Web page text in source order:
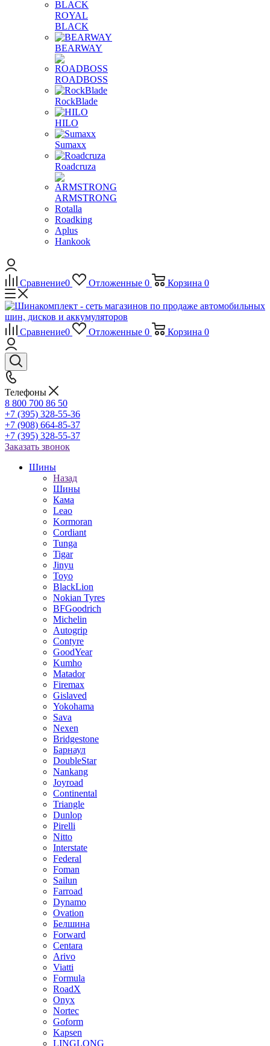
ROYAL
BLACK
BEARWAY
ROADBOSS
RockBlade
HILO
Sumaxx
Roadcruza
ARMSTRONG
Rotalla
Roadking
Aplus
Hankook
Сравнение0 Отложенные 0 Корзина 0
Сравнение0 Отложенные 0 Корзина 0
Телефоны
8 800 700 86 50
+7 (395) 328-55-36
+7 (908) 664-85-37
+7 (395) 328-55-37
Заказать звонок
Шины
Назад
Шины
Кама
Leao
Kormoran
Cordiant
Tunga
Tigar
Jinyu
Toyo
BlackLion
Nokian Tyres
BFGoodrich
Michelin
Autogrip
Contyre
GoodYear
Kumho
Matador
Firemax
Gislaved
Yokohama
Sava
Nexen
Bridgestone
Барнаул
DoubleStar
Nankang
Joyroad
Continental
Triangle
Dunlop
Pirelli
Nitto
Interstate
Federal
Foman
Sailun
Farroad
Dynamo
Ovation
Белшина
Forward
Centara
Arivo
Viatti
Formula
RoadX
Onyx
Nortec
Goform
Kapsen
LINGLONG